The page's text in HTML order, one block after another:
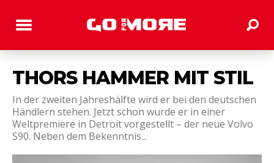
THORS HAMMER MIT STIL
In der zweiten Jahreshälfte wird er bei den deutschen
Händlern stehen. Jetzt schon wurde er in einer
Weltpremiere in Detroit vorgestellt – der neue Volvo
S90. Neben dem Bekenntnis...